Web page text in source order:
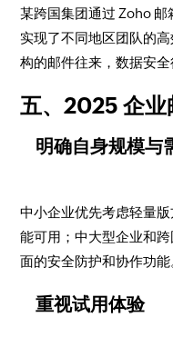
某跨国集团通过 Zoho 邮
实现了不同地区团队的
构的邮件往来，数据安全
五、2025 企业
明确自身规模与
中小企业优先考虑轻量
能可用；中大型企业和
面的安全防护和协作功能
重视试用体验​